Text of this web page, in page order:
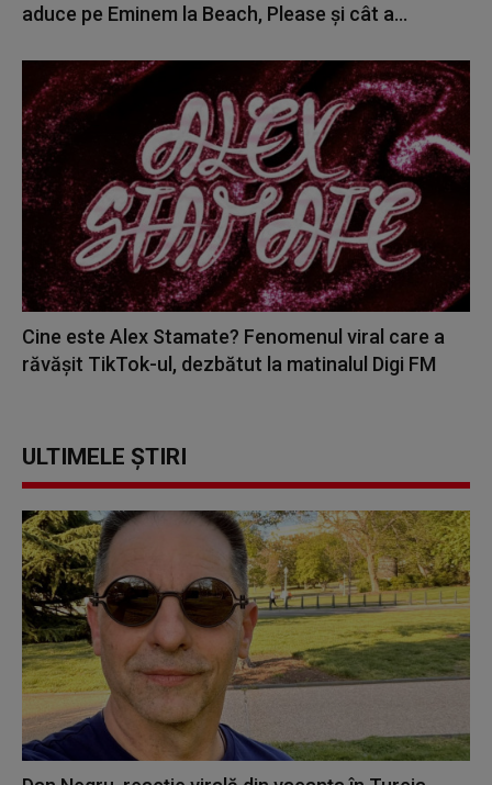
aduce pe Eminem la Beach, Please și cât a...
Cine este Alex Stamate? Fenomenul viral care a
răvășit TikTok-ul, dezbătut la matinalul Digi FM
ULTIMELE ȘTIRI